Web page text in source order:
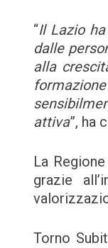
“Il Lazio
dalle
alla
attiva”, ha
La
grazie
Torno